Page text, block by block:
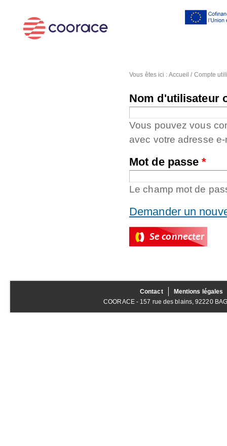
Vous êtes ici : Accueil / Compte
Nom d'utilisateur
Vous pouvez vous
avec votre adresse e-
Mot de passe*
Le champ mot de
Demander un
Contact
Mentions légales
COORACE - 157 rue des blains, 92220